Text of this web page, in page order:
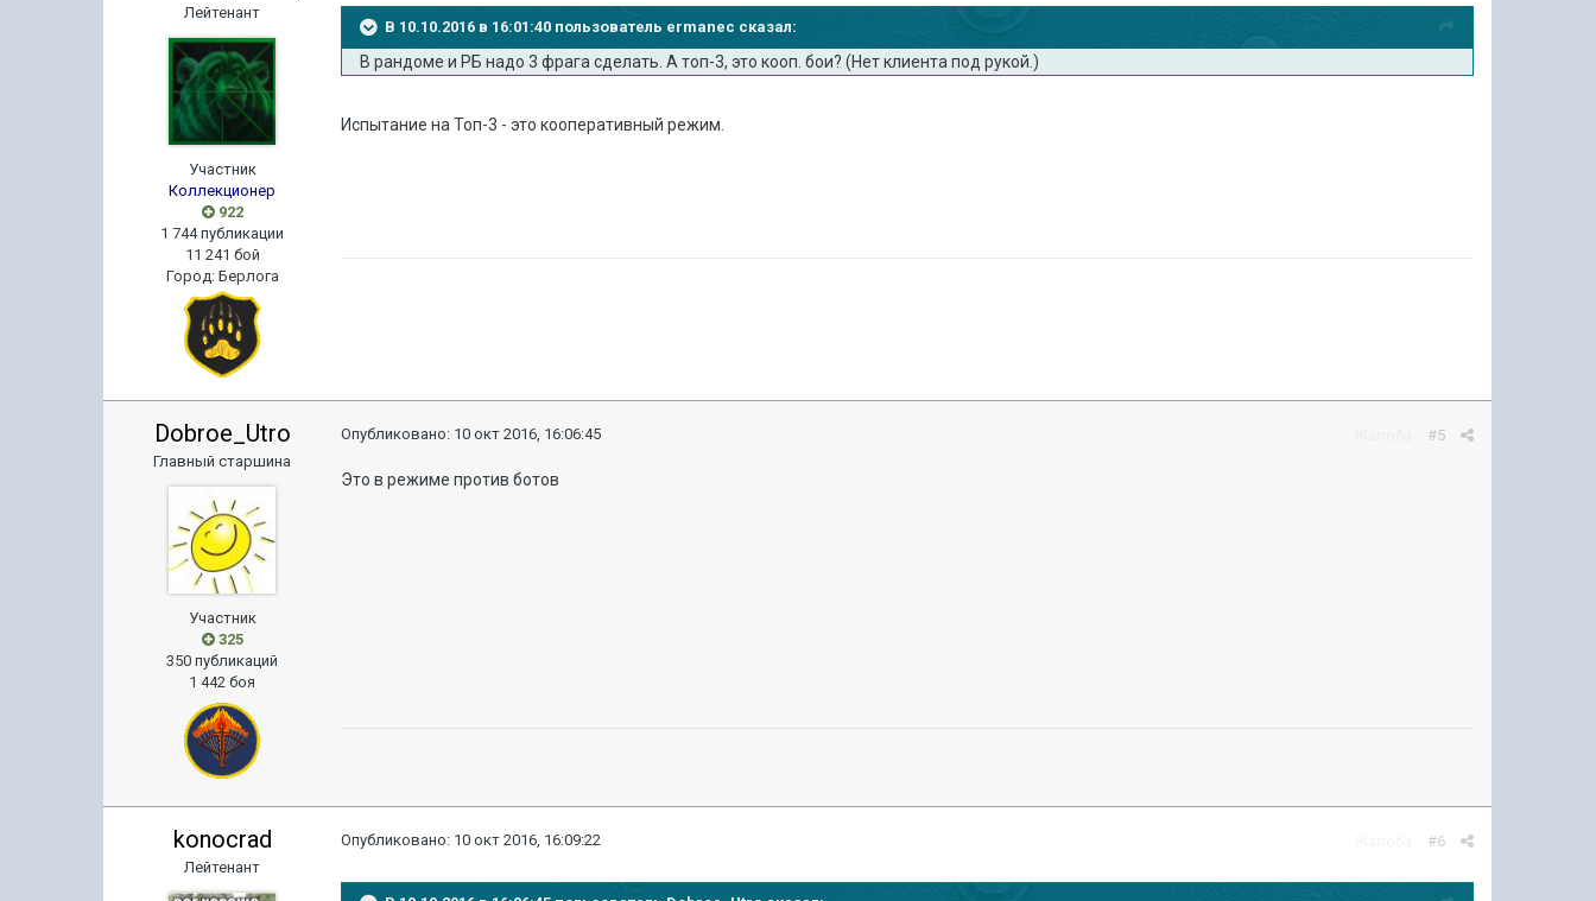
Лейтенант
Участник
Коллекционер
922
1 744 публикации
11 241 бой
Город: Берлога
В 10.10.2016 в 16:01:40 пользователь ermanec сказал:
В рандоме и РБ надо 3 фрага сделать. А топ-3, это кооп. бои? (Нeт клиента под рукой.)
Испытание на Топ-3 - это кооперативный режим.
Dobroe_Utro
Главный старшина
Участник
325
350 публикаций
1 442 боя
#5
Опубликовано: 10 окт 2016, 16:06:45
Это в режиме против ботов
konocrad
Лейтенант
#6
Опубликовано: 10 окт 2016, 16:09:22